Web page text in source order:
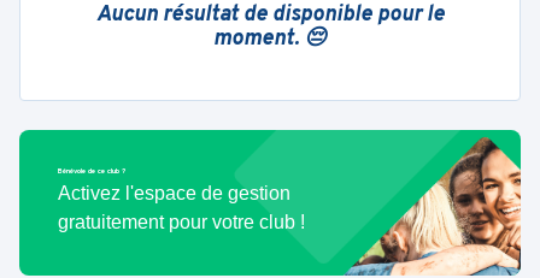
Aucun résultat de disponible pour le
moment. 😔
Bénévole de ce club ?
Activez l'espace de gestion
gratuitement pour votre club !